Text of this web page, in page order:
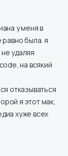
у меня в
была. я
удаляя
на всякий
отказываться
я этот мак,
хуже всех